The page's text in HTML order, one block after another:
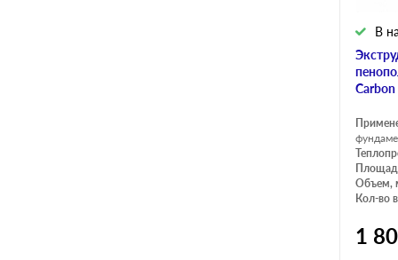
Carbon
В
Объем,
Кол-во
1